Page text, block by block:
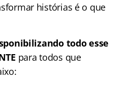
histórias é o que
todo esse
para todos que